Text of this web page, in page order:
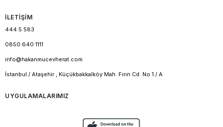
İLETİŞİM
444 5 583
0850 640 1111
info@hakanmucevherat.com
İstanbul / Ataşehir , Küçükbakkalköy Mah. Fırın Cd. No 1 / A
UYGULAMALARIMIZ